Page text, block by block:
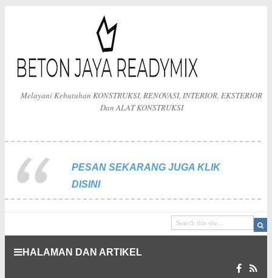
Melayani Kebutuhan KONSTRUKSI, RENOVASI, INTERIOR, EKSTERIOR
Dan ALAT KONSTRUKSI
PESAN SEKARANG JUGA KLIK
DISINI
HALAMAN DAN ARTIKEL